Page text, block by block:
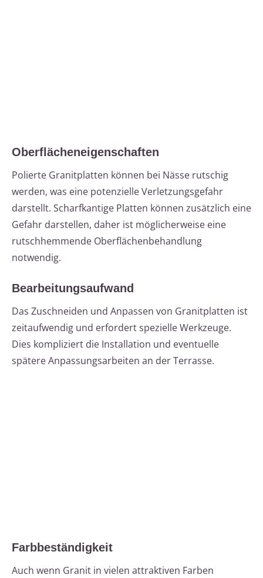
Oberflächeneigenschaften
Polierte Granitplatten können bei Nässe rutschig
werden, was eine potenzielle Verletzungsgefahr
darstellt. Scharfkantige Platten können zusätzlich eine
Gefahr darstellen, daher ist möglicherweise eine
rutschhemmende Oberflächenbehandlung
notwendig.
Bearbeitungsaufwand
Das Zuschneiden und Anpassen von Granitplatten ist
zeitaufwendig und erfordert spezielle Werkzeuge.
Dies kompliziert die Installation und eventuelle
spätere Anpassungsarbeiten an der Terrasse.
Farbbeständigkeit
Auch wenn Granit in vielen attraktiven Farben